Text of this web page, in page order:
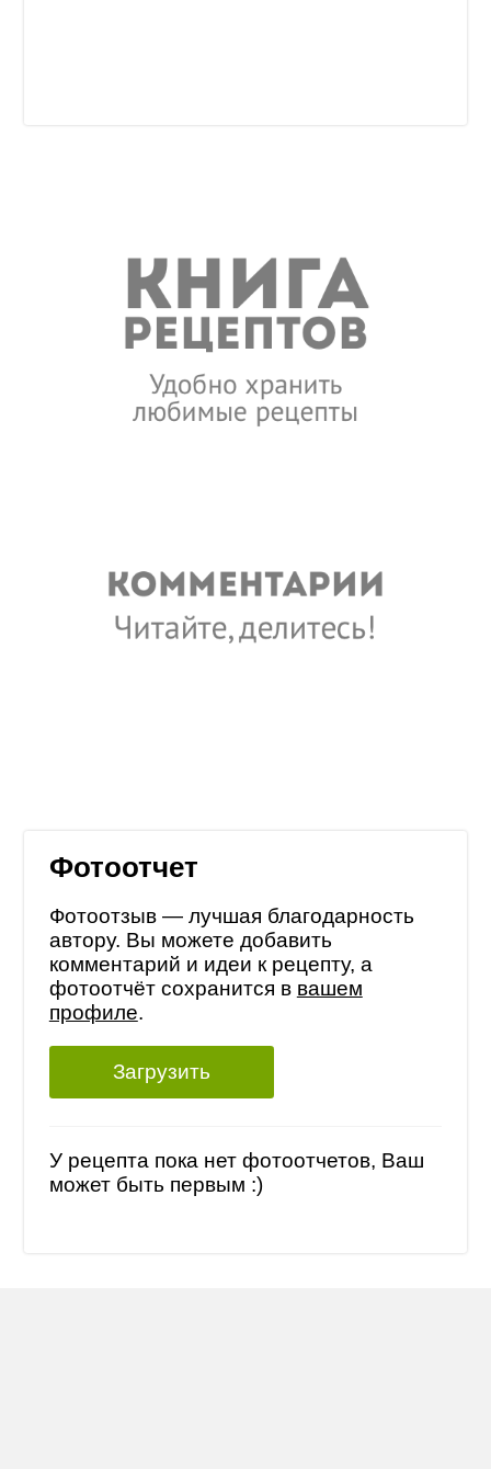
Фотоотчет
Фотоотзыв — лучшая благодарность
автору. Вы можете добавить
комментарий и идеи к рецепту, а
фотоотчёт сохранится в вашем
профиле.
Загрузить
У рецепта пока нет фотоотчетов, Ваш
может быть первым :)